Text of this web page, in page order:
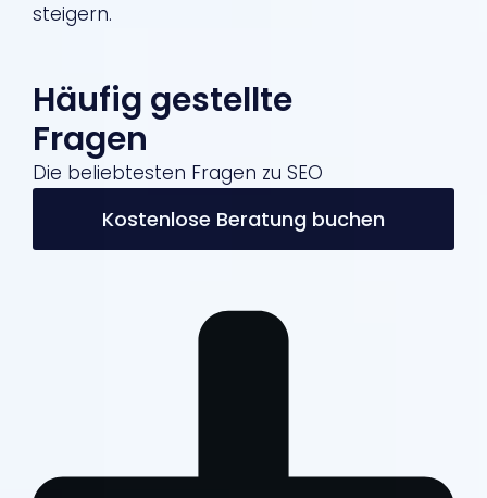
steigern.
Häufig gestellte
Fragen
Die beliebtesten Fragen zu SEO
Kostenlose Beratung buchen